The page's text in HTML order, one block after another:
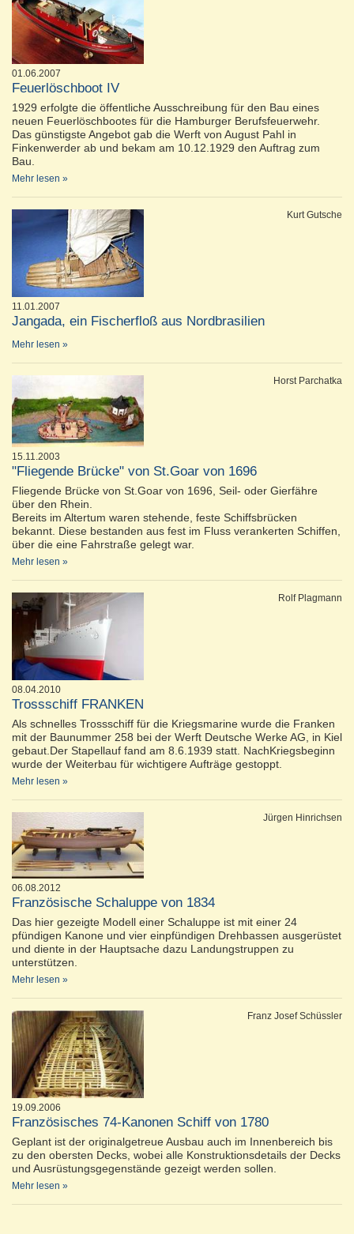
01.06.2007
Feuerlöschboot IV
1929 erfolgte die öffentliche Ausschreibung für den Bau eines
neuen Feuerlöschbootes für die Hamburger Berufsfeuerwehr.
Das günstigste Angebot gab die Werft von August Pahl in
Finkenwerder ab und bekam am 10.12.1929 den Auftrag zum
Bau.
Mehr lesen »
Kurt Gutsche
11.01.2007
Jangada, ein Fischerfloß aus Nordbrasilien
Mehr lesen »
Horst Parchatka
15.11.2003
"Fliegende Brücke" von St.Goar von 1696
Fliegende Brücke von St.Goar von 1696, Seil- oder Gierfähre
über den Rhein.
Bereits im Altertum waren stehende, feste Schiffsbrücken
bekannt. Diese bestanden aus fest im Fluss verankerten Schiffen,
über die eine Fahrstraße gelegt war.
Mehr lesen »
Rolf Plagmann
08.04.2010
Trossschiff FRANKEN
Als schnelles Trossschiff für die Kriegsmarine wurde die Franken
mit der Baunummer 258 bei der Werft Deutsche Werke AG, in Kiel
gebaut.Der Stapellauf fand am 8.6.1939 statt. NachKriegsbeginn
wurde der Weiterbau für wichtigere Aufträge gestoppt.
Mehr lesen »
Jürgen Hinrichsen
06.08.2012
Französische Schaluppe von 1834
Das hier gezeigte Modell einer Schaluppe ist mit einer 24
pfündigen Kanone und vier einpfündigen Drehbassen ausgerüstet
und diente in der Hauptsache dazu Landungstruppen zu
unterstützen.
Mehr lesen »
Franz Josef Schüssler
19.09.2006
Französisches 74-Kanonen Schiff von 1780
Geplant ist der originalgetreue Ausbau auch im Innenbereich bis
zu den obersten Decks, wobei alle Konstruktionsdetails der Decks
und Ausrüstungsgegenstände gezeigt werden sollen.
Mehr lesen »